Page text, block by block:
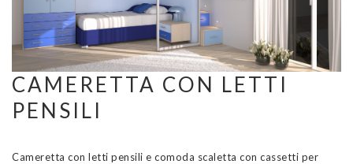
CAMERETTA CON LETTI
PENSILI
Cameretta con letti pensili e comoda scaletta con cassetti per